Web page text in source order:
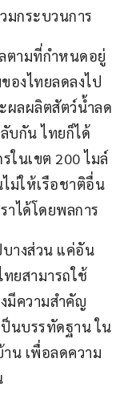
มกระบวนการ
ตามที่กำหนดอยู่
องไทยลดลงไป
ะผลผลิตสัตว์น้ำลด
บกัน ไทยก็ได้
ในเขต 200 ไมล์
ม่ให้เรือชาติอื่น
าได้โดยพลการ
างส่วน แค่อัน
ยสามารถใช้
มีความสำคัญ
ป็นบรรทัดฐาน ใน
น เพื่อลดความ